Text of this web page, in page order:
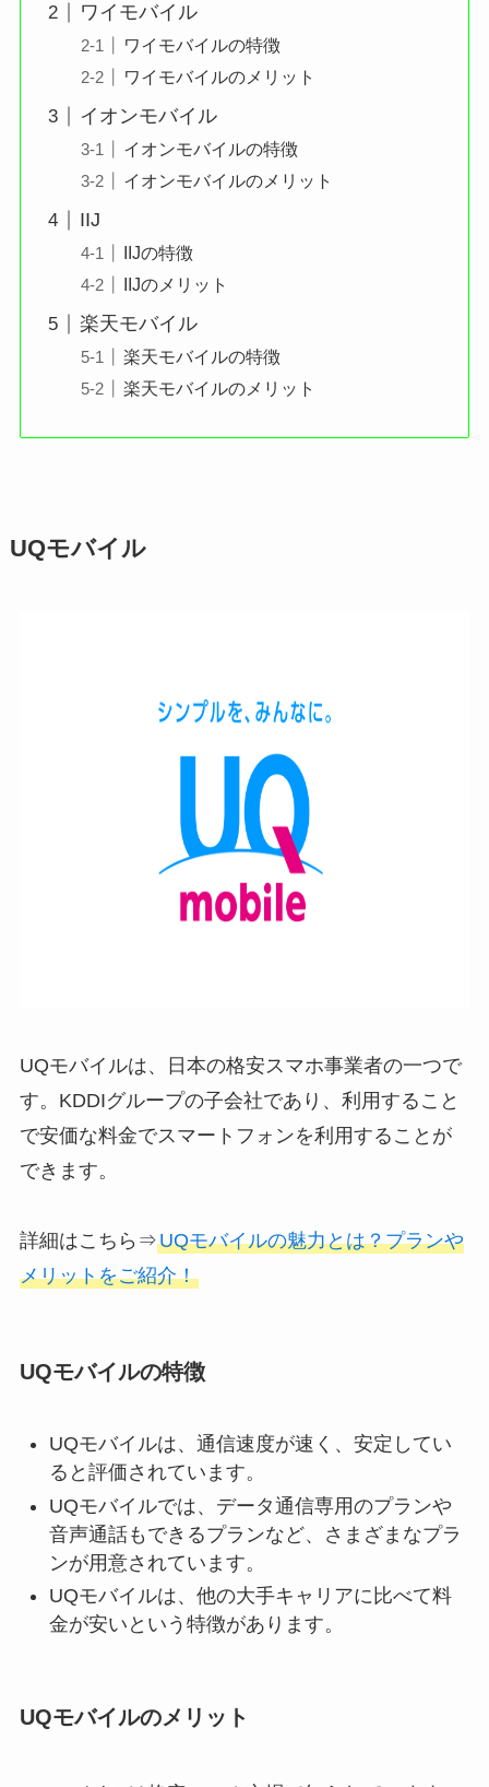
ワイモバイル
ワイモバイルの特徴
ワイモバイルのメリット
イオンモバイル
イオンモバイルの特徴
イオンモバイルのメリット
IIJ
IIJの特徴
IIJのメリット
楽天モバイル
楽天モバイルの特徴
楽天モバイルのメリット
UQモバイル
UQモバイルは、日本の格安スマホ事業者の一つで
す。KDDIグループの子会社であり、利用すること
で安価な料金でスマートフォンを利用することが
できます。
詳細はこちら⇒UQモバイルの魅力とは？プランや
メリットをご紹介！
UQモバイルの特徴
UQモバイルは、通信速度が速く、安定してい
ると評価されています。
UQモバイルでは、データ通信専用のプランや
音声通話もできるプランなど、さまざまなプラ
ンが用意されています。
UQモバイルは、他の大手キャリアに比べて料
金が安いという特徴があります。
UQモバイルのメリット